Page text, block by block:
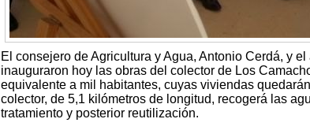
El consejero de Agricultura y Agua, Antonio Cerdá, y
inauguraron hoy las obras del colector de Los
equivalente a mil habitantes, cuyas viviendas
colector, de 5,1 kilómetros de longitud, recogerá las
tratamiento y posterior reutilización.